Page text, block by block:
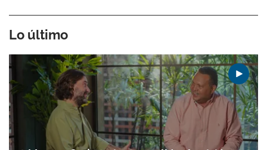
Lo último